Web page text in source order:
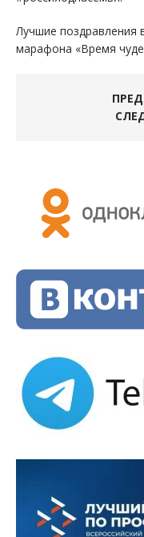
Лучшие поздравления
марафона «Время